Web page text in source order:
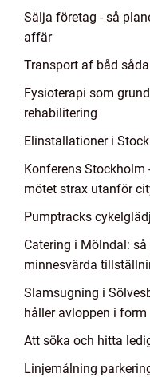
Sälja företag - så
affär
Transport af båd
Fysioterapi som
rehabilitering
Elinstallationer i
Konferens
mötet strax utanför
Pumptracks
Catering i Mölndal:
minnesvärda
Slamsugning i
håller avloppen i form
Att söka och hitta
Linjemålning